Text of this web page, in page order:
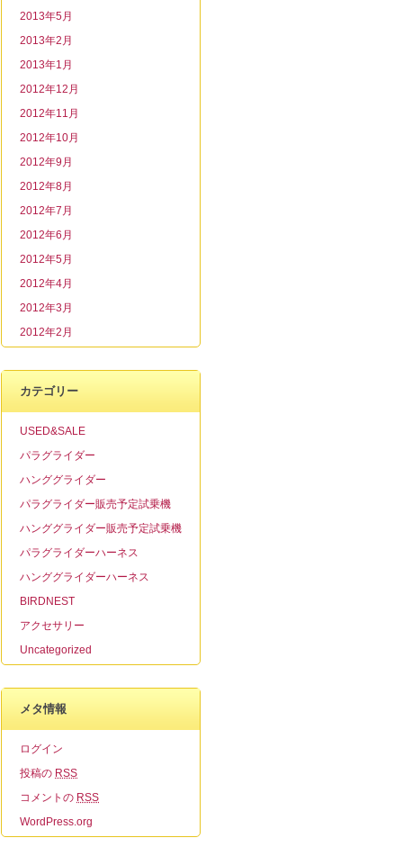
2013年5月
2013年2月
2013年1月
2012年12月
2012年11月
2012年10月
2012年9月
2012年8月
2012年7月
2012年6月
2012年5月
2012年4月
2012年3月
2012年2月
カテゴリー
USED&SALE
パラグライダー
ハンググライダー
パラグライダー販売予定試乗機
ハンググライダー販売予定試乗機
パラグライダーハーネス
ハンググライダーハーネス
BIRDNEST
アクセサリー
Uncategorized
メタ情報
ログイン
投稿の RSS
コメントの RSS
WordPress.org